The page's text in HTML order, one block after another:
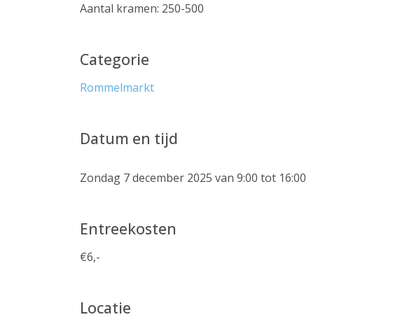
Aantal kramen: 250-500
Categorie
Rommelmarkt
Datum en tijd
Zondag 7 december 2025 van 9:00 tot 16:00
Entreekosten
€6,-
Locatie